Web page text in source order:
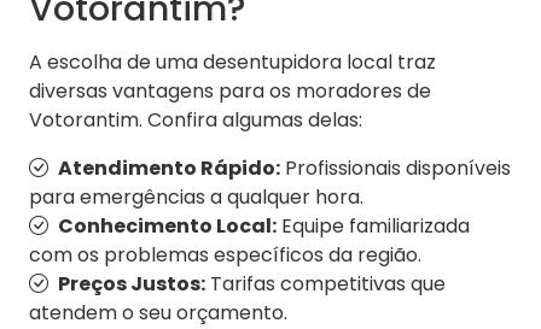
A escolha de uma desentupidora local traz
diversas vantagens para os moradores de
Votorantim. Confira algumas delas:
Atendimento Rápido: Profissionais disponíveis
para emergências a qualquer hora.
Conhecimento Local: Equipe familiarizada
com os problemas específicos da região.
Preços Justos: Tarifas competitivas que
atendem o seu orçamento.